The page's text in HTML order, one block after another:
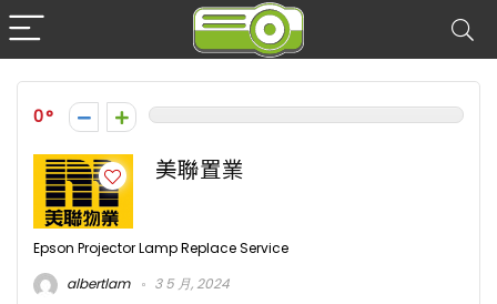
0
美聯置業
Epson Projector Lamp Replace Service
albertlam
3 5 月, 2024